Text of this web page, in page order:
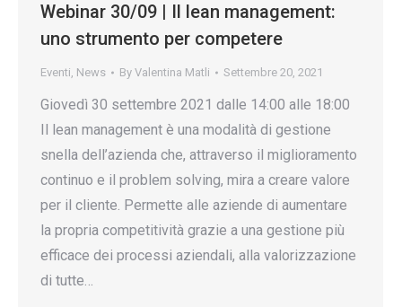
Webinar 30/09 | Il lean management:
uno strumento per competere
Eventi, News By Valentina Matli Settembre 20, 2021
Giovedì 30 settembre 2021 dalle 14:00 alle 18:00
Il lean management è una modalità di gestione
snella dell’azienda che, attraverso il miglioramento
continuo e il problem solving, mira a creare valore
per il cliente. Permette alle aziende di aumentare
la propria competitività grazie a una gestione più
efficace dei processi aziendali, alla valorizzazione
di tutte…